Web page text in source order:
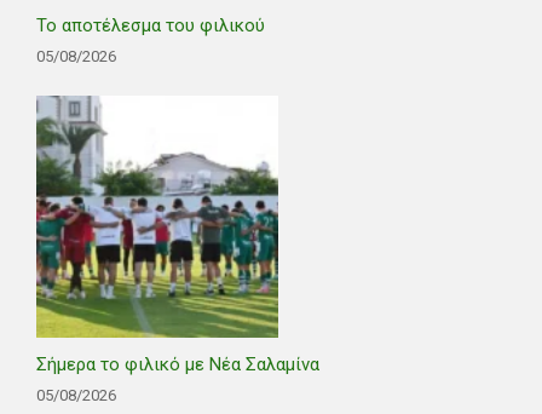
Το αποτέλεσμα του φιλικού
05/08/2026
Σήμερα το φιλικό με Νέα Σαλαμίνα
05/08/2026